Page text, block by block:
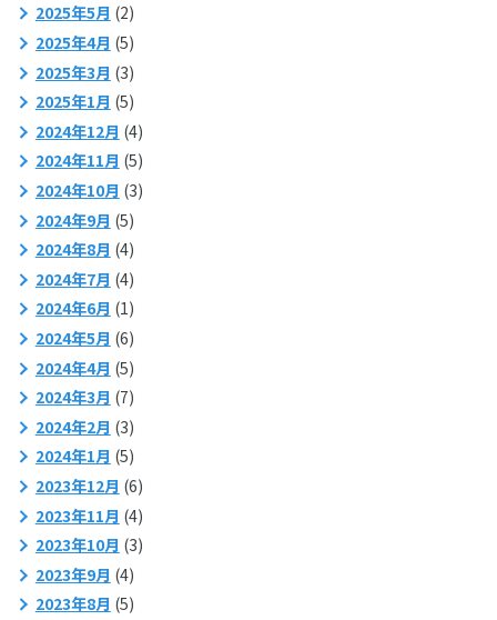
2025年5月 (2)
2025年4月 (5)
2025年3月 (3)
2025年1月 (5)
2024年12月 (4)
2024年11月 (5)
2024年10月 (3)
2024年9月 (5)
2024年8月 (4)
2024年7月 (4)
2024年6月 (1)
2024年5月 (6)
2024年4月 (5)
2024年3月 (7)
2024年2月 (3)
2024年1月 (5)
2023年12月 (6)
2023年11月 (4)
2023年10月 (3)
2023年9月 (4)
2023年8月 (5)